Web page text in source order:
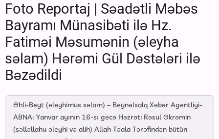
Foto Reportaj | Səadətli Məbəs
Bayramı Münasibəti ilə Hz.
Fatiməi Məsumənin (əleyha
səlam) Hərəmi Gül Dəstələri ilə
Bəzədildi
Əhli-Beyt (əleyhimus səlam) – Beynəlxalq Xəbər Agentliyi-
ABNA: Yanvar ayının 16-sı gecə Həzrəti Rəsul Əkrəmin
(səlləllahu əleyhi və alih) Allah Təala Tərəfindən bütün